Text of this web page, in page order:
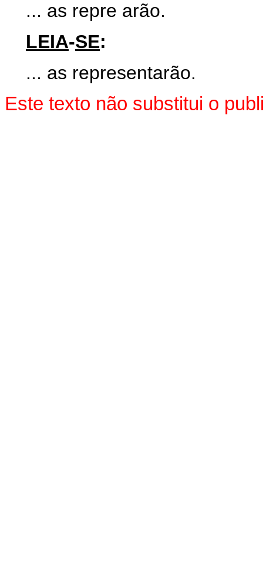
... as repre arão.
LEIA-SE:
... as representarão.
Este texto não substitui o